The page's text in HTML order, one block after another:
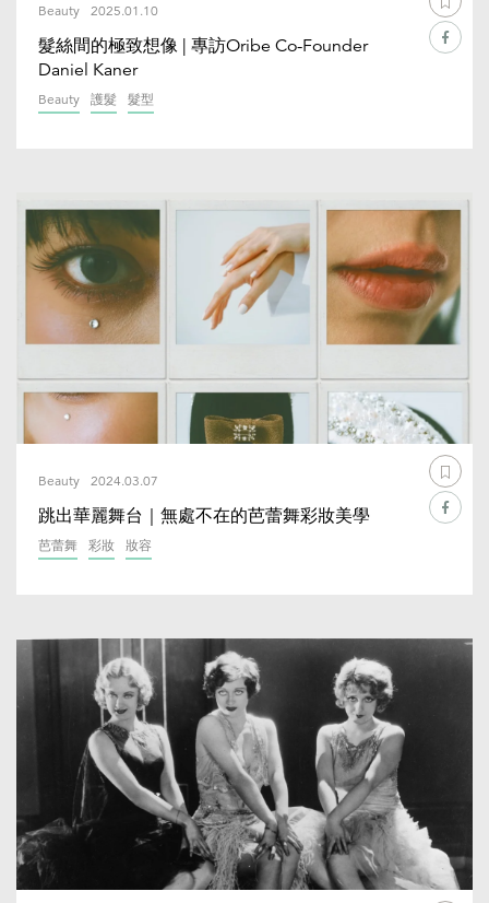
Beauty 2025.01.10
髮絲間的極致想像 | 專訪Oribe Co-Founder
Daniel Kaner
Beauty 護髮 髮型
Beauty 2024.03.07
跳出華麗舞台｜無處不在的芭蕾舞彩妝美學
芭蕾舞 彩妝 妝容